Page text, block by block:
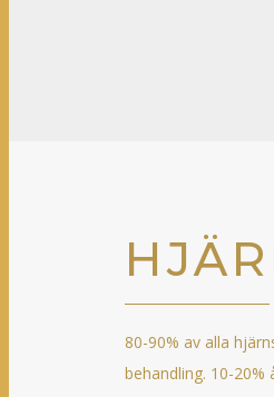
80-90% av alla
behandling. 10-